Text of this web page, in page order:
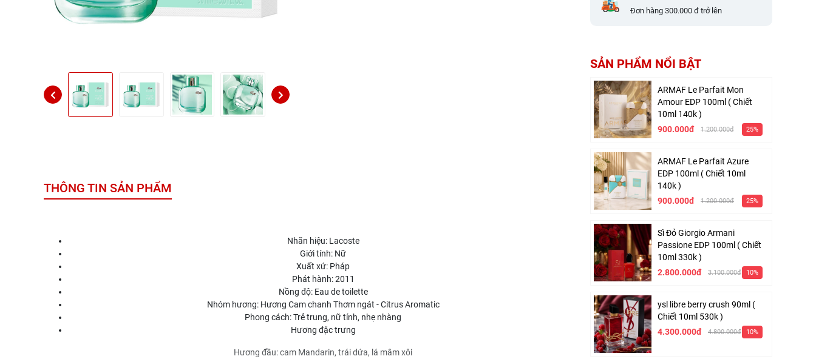
THÔNG TIN SẢN PHẨM
Nhãn hiệu: Lacoste
Giới tính: Nữ
Xuất xứ: Pháp
Phát hành: 2011
Nồng độ: Eau de toilette
Nhóm hương: Hương Cam chanh Thơm ngát - Citrus Aromatic
Phong cách: Trẻ trung, nữ tính, nhẹ nhàng
Hương đặc trưng
Hương đầu: cam Mandarin, trái dứa, lá mâm xôi
Đơn hàng 300.000 đ trở lên
SẢN PHẨM NỔI BẬT
ARMAF Le Parfait Mon
Amour EDP 100ml ( Chiết
10ml 140k )
900.000đ
1.200.000đ 25%
ARMAF Le Parfait Azure
EDP 100ml ( Chiết 10ml
140k )
900.000đ
1.200.000đ 25%
Sì Đỏ Giorgio Armani
Passione EDP 100ml ( Chiết
10ml 330k )
2.800.000đ
3.100.000đ 10%
ysl libre berry crush 90ml (
Chiết 10ml 530k )
4.300.000đ
4.800.000đ 10%